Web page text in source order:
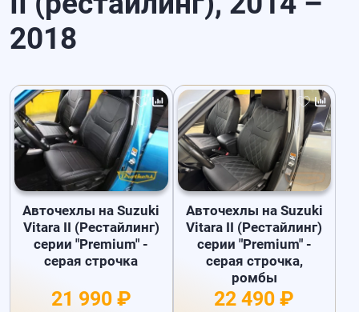
2018
Авточехлы на Suzuki
Vitara II (Рестайлинг)
серии "Premium" -
серая строчка
21 990 ₽
Авточехлы на Suzuki
Vitara II (Рестайлинг)
серии "Premium" -
серая строчка,
ромбы
22 490 ₽